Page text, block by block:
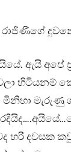
ඇයි අපේ
මැරුණු
හරි දවසක